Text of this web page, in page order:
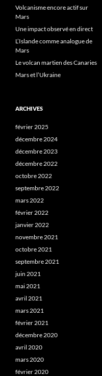
Volcanisme encore actif sur
Mars
Une impact observé en direct
L’Islande comme analogue de
Mars
Le volcan martien des Canaries
Mars et l’Ukraine
ARCHIVES
février 2025
décembre 2024
décembre 2023
décembre 2022
octobre 2022
septembre 2022
mars 2022
février 2022
janvier 2022
novembre 2021
octobre 2021
septembre 2021
juin 2021
mai 2021
avril 2021
mars 2021
février 2021
décembre 2020
avril 2020
mars 2020
février 2020